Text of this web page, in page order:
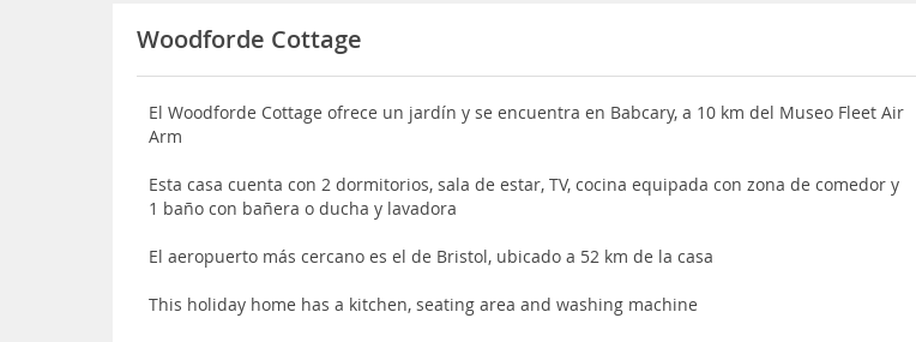
Woodforde Cottage
El Woodforde Cottage ofrece un jardín y se encuentra en Babcary, a 10 km del Museo Fleet Air
Arm
Esta casa cuenta con 2 dormitorios, sala de estar, TV, cocina equipada con zona de comedor y
1 baño con bañera o ducha y lavadora
El aeropuerto más cercano es el de Bristol, ubicado a 52 km de la casa
This holiday home has a kitchen, seating area and washing machine